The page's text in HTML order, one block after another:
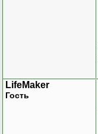
LifeMaker
Гость